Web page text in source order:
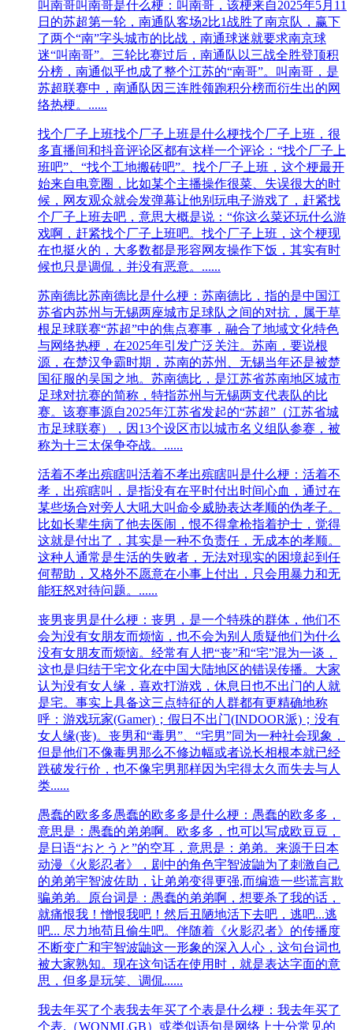
叫南哥叫南哥是什么梗：叫南哥，该梗来自2025年5月11
日的苏超第一轮，南通队客场2比1战胜了南京队，赢下
了两个“南”字头城市的比战，南通球迷就要求南京球
迷“叫南哥”。三轮比赛过后，南通队以三战全胜登顶积
分榜，南通似乎也成了整个江苏的“南哥”。叫南哥，是
苏超联赛中，南通队因三连胜领跑积分榜而衍生出的网
络热梗。......
找个厂子上班找个厂子上班是什么梗找个厂子上班，很
多直播间和抖音评论区都有这样一个评论：“找个厂子上
班吧”、“找个工地搬砖吧”。找个厂子上班，这个梗最开
始来自电竞圈，比如某个主播操作很菜、失误很大的时
候，网友观众就会发弹幕让他别玩电子游戏了，赶紧找
个厂子上班去吧，意思大概是说：“你这么菜还玩什么游
戏啊，赶紧找个厂子上班吧。找个厂子上班，这个梗现
在也挺火的，大多数都是形容网友操作下饭，其实有时
候也只是调侃，并没有恶意。......
苏南德比苏南德比是什么梗：苏南德比‌，指的是中国江
苏省内苏州与无锡两座城市足球队之间的对抗，属于草
根足球联赛“苏超”中的焦点赛事，融合了地域文化特色
与网络热梗，在2025年引发广泛关注。‌‌苏南，要说根
源，在楚汉争霸时期，苏南的苏州、无锡当年还是被楚
国征服的吴国之地。苏南德比，是‌江苏省苏南地区城市
足球对抗赛‌的简称，特指苏州与无锡两支代表队的比
赛。该赛事源自2025年江苏省发起的“苏超”（江苏省城
市足球联赛），因13个设区市以城市名义组队参赛，被
称为十三太保争夺战。‌‌......
活着不孝出殡瞎叫活着不孝出殡瞎叫是什么梗：活着不
孝，出殡瞎叫，是指没有在平时付出时间心血，通过在
某些场合对旁人大吼大叫命令威胁表达孝顺的伪孝子。
比如长辈生病了他去医闹，恨不得拿枪指着护士，觉得
这就是付出了，其实是一种不负责任，无成本的孝顺。
这种人通常是生活的失败者，无法对现实的困境起到任
何帮助，又格外不愿意在小事上付出，只会用暴力和无
能狂怒对待问题。......
丧男丧男是什么梗：丧男，是一个特殊的群体，他们不
会为没有女朋友而烦恼，也不会为别人质疑他们为什么
没有女朋友而烦恼。经常有人把“丧”和“宅”混为一谈，
这也是归结于宅文化在中国大陆地区的错误传播。大家
认为没有女人缘，喜欢打游戏，休息日也不出门的人就
是宅。事实上具备这三点特征的人群都有更精确地称
呼：游戏玩家(Gamer)；假日不出门(INDOOR派)；没有
女人缘(丧)。丧男和“毒男”、“宅男”同为一种社会现象，
但是他们不像毒男那么不修边幅或者说长相根本就已经
跌破发行价，也不像宅男那样因为宅得太久而失去与人
类......
愚蠢的欧多多愚蠢的欧多多是什么梗：愚蠢的欧多多，
意思是：愚蠢的弟弟啊。欧多多，也可以写成欧豆豆，
是日语“おとうと”的空耳，意思是：弟弟。来源于日本
动漫《火影忍者》，剧中的角色宇智波鼬为了刺激自己
的弟弟宇智波佐助，让弟弟变得更强,而编造一些谎言欺
骗弟弟。原台词是：愚蠢的弟弟啊，想要杀了我的话，
就痛恨我！憎恨我吧！然后丑陋地活下去吧，逃吧...逃
吧... 尽力地苟且偷生吧。伴随着《火影忍者》的传播度
不断变广和宇智波鼬这一形象的深入人心，这句台词也
被大家熟知。现在这句话在使用时，就是表达字面的意
思，但多是玩笑、调侃......
我去年买了个表我去年买了个表是什么梗：我去年买了
个表,（WQNMLGB）或类似语句是网络上十分常见的